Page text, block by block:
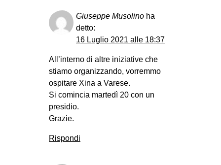
Giuseppe Musolino ha
detto:
16 Luglio 2021 alle 18:37
All’interno di altre iniziative che
stiamo organizzando, vorremmo
ospitare Xina a Varese.
Si comincia martedì 20 con un
presidio.
Grazie.
Rispondi